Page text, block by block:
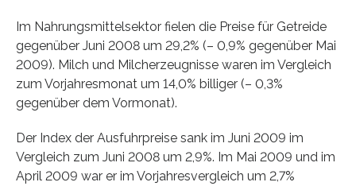
Im Nahrungsmittelsektor fielen die Preise für Getreide
gegenüber Juni 2008 um 29,2% (– 0,9% gegenüber Mai
2009). Milch und Milcherzeugnisse waren im Vergleich
zum Vorjahresmonat um 14,0% billiger (– 0,3%
gegenüber dem Vormonat).
Der Index der Ausfuhrpreise sank im Juni 2009 im
Vergleich zum Juni 2008 um 2,9%. Im Mai 2009 und im
April 2009 war er im Vorjahresvergleich um 2,7%